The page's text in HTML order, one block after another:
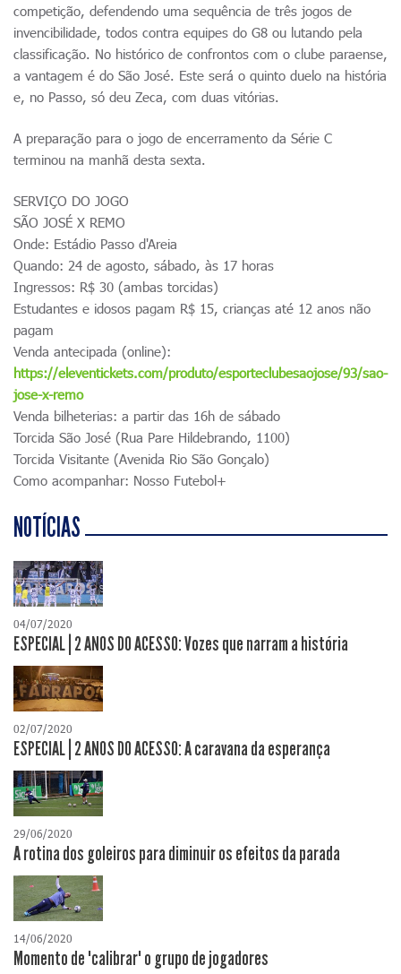
competição, defendendo uma sequência de três jogos de
invencibilidade, todos contra equipes do G8 ou lutando pela
classificação. No histórico de confrontos com o clube paraense,
a vantagem é do São José. Este será o quinto duelo na história
e, no Passo, só deu Zeca, com duas vitórias.
A preparação para o jogo de encerramento da Série C
terminou na manhã desta sexta.
SERVIÇO DO JOGO
SÃO JOSÉ X REMO
Onde: Estádio Passo d'Areia
Quando: 24 de agosto, sábado, às 17 horas
Ingressos: R$ 30 (ambas torcidas)
Estudantes e idosos pagam R$ 15, crianças até 12 anos não
pagam
Venda antecipada (online):
https://eleventickets.com/produto/esporteclubesaojose/93/sao-
jose-x-remo
Venda bilheterias: a partir das 16h de sábado
Torcida São José (Rua Pare Hildebrando, 1100)
Torcida Visitante (Avenida Rio São Gonçalo)
Como acompanhar: Nosso Futebol+
NOTÍCIAS
04/07/2020
ESPECIAL | 2 ANOS DO ACESSO: Vozes que narram a história
02/07/2020
ESPECIAL | 2 ANOS DO ACESSO: A caravana da esperança
29/06/2020
A rotina dos goleiros para diminuir os efeitos da parada
14/06/2020
Momento de "calibrar" o grupo de jogadores